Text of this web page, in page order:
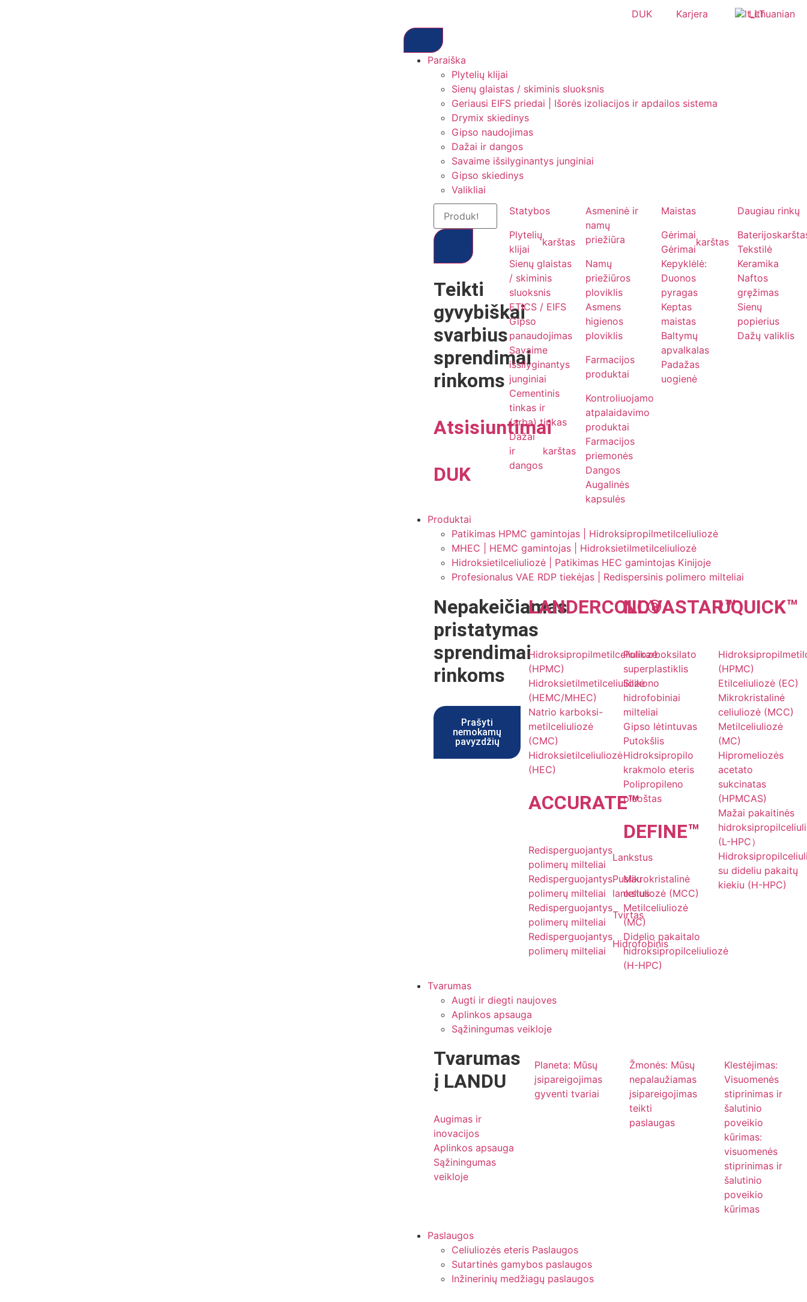
DUK Karjera Lithuanian
Paraiška
Plytelių klijai
Sienų glaistas / skiminis sluoksnis
Geriausi EIFS priedai | Išorės izoliacijos ir apdailos sistema
Drymix skiedinys
Gipso naudojimas
Dažai ir dangos
Savaime išsilyginantys junginiai
Gipso skiedinys
Valikliai
Teikti
gyvybiškai
svarbius
sprendimai
rinkoms
Atsisiuntimai
DUK
Statybos
Plytelių
klijai
karštas
Sienų glaistas
/ skiminis
sluoksnis
ETICS / EIFS
Gipso
panaudojimas
Savaime
išsilyginantys
junginiai
Cementinis
tinkas ir
(arba) tinkas
Dažai
ir
dangos
karštas
Asmeninė ir
namų
priežiūra
Namų
priežiūros
ploviklis
Asmens
higienos
ploviklis
Farmacijos
produktai
Kontroliuojamo
atpalaidavimo
produktai
Farmacijos
priemonės
Dangos
Augalinės
kapsulės
Maistas
Gėrimai
Gėrimai
karštas
Kepyklėlė:
Duonos
pyragas
Keptas
maistas
Baltymų
apvalkalas
Padažas
uogienė
Daugiau rinkų
Baterijos
Tekstilė
Keramika
Naftos
gręžimas
Sienų
popierius
Dažų valiklis
Produktai
Patikimas HPMC gamintojas | Hidroksipropilmetilceliuliozė
MHEC | HEMC gamintojas | Hidroksietilmetilceliuliozė
Hidroksietilceliuliozė | Patikimas HEC gamintojas Kinijoje
Profesionalus VAE RDP tiekėjas | Redispersinis polimero milteliai
Nepakeičiamas
pristatymas
sprendimai
rinkoms
Prašyti
nemokamų
pavyzdžių
LANDERCOLL®
Hidroksipropilmetilceliuliozė
(HPMC)
Hidroksietilmetilceliuliozė
(HEMC/MHEC)
Natrio karboksi-
metilceliuliozė
(CMC)
Hidroksietilceliuliozė
(HEC)
ACCURATE™
Redisperguojantys
polimerų milteliai
Lankstus
Redisperguojantys
polimerų milteliai
Pusiau
lankstus
Redisperguojantys
polimerų milteliai
Tvirtas
Redisperguojantys
polimerų milteliai
Hidrofobinis
NOVASTAR™
Polikarboksilato
superplastiklis
Silikono
hidrofobiniai
milteliai
Gipso lėtintuvas
Putokšlis
Hidroksipropilo
krakmolo eteris
Polipropileno
pluoštas
DEFINE™
Mikrokristalinė
celiuliozė (MCC)
Metilceliuliozė
(MC)
Didelio pakaitalo
hidroksipropilceliuliozė
(H-HPC)
UQUICK™
(HPMC)
Etilceliuliozė (EC)
Mikrokristalinė
celiuliozė (MCC)
Metilceliuliozė
(MC)
Hipromeliozės
acetato
sukcinatas
(HPMCAS)
Mažai pakaitinės
(L-HPC）
su dideliu pakaitų
kiekiu (H-HPC)
Tvarumas
Augti ir diegti naujoves
Aplinkos apsauga
Sąžiningumas veikloje
Tvarumas
į LANDU
Augimas ir
inovacijos
Aplinkos apsauga
Sąžiningumas
veikloje
Planeta: Mūsų
įsipareigojimas
gyventi tvariai
Žmonės: Mūsų
nepalaužiamas
įsipareigojimas
teikti
paslaugas
Klestėjimas:
Visuomenės
stiprinimas ir
šalutinio
poveikio
kūrimas:
visuomenės
stiprinimas ir
šalutinio
poveikio
kūrimas
Paslaugos
Celiuliozės eteris Paslaugos
Sutartinės gamybos paslaugos
Inžinerinių medžiagų paslaugos